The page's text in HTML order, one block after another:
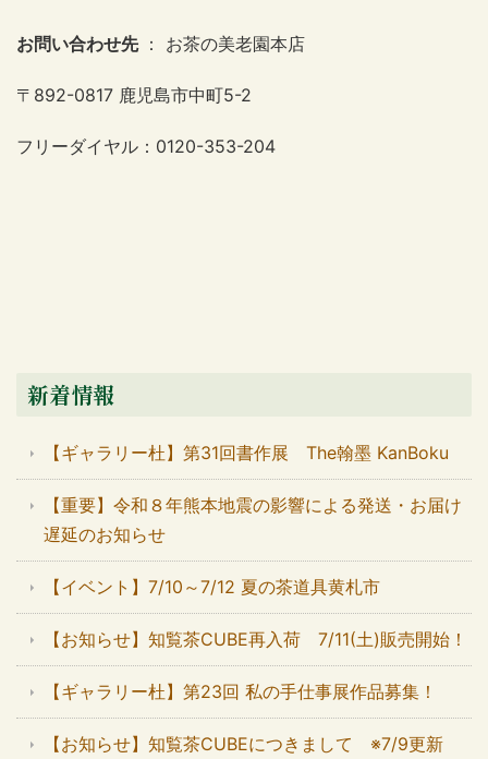
お問い合わせ先 ： お茶の美老園本店
〒892-0817 鹿児島市中町5-2
フリーダイヤル：0120-353-204
新着情報
【ギャラリー杜】第31回書作展 The翰墨 KanBoku
【重要】令和８年熊本地震の影響による発送・お届け
遅延のお知らせ
【イベント】7/10～7/12 夏の茶道具黄札市
【お知らせ】知覧茶CUBE再入荷 7/11(土)販売開始！
【ギャラリー杜】第23回 私の手仕事展作品募集！
【お知らせ】知覧茶CUBEにつきまして ※7/9更新